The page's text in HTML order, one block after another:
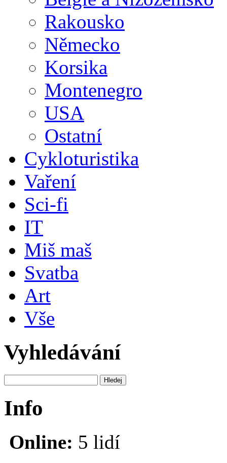
Rakousko
Německo
Korsika
Montenegro
USA
Ostatní
Cykloturistika
Vaření
Sci-fi
IT
Miš maš
Svatba
Art
Vše
Vyhledávání
Info
Online: 5 lidí